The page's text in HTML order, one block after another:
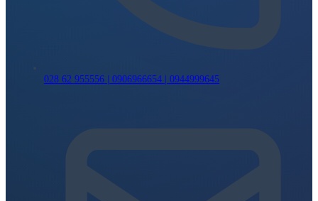
028 62 955556 | 0906966654 | 0944999645